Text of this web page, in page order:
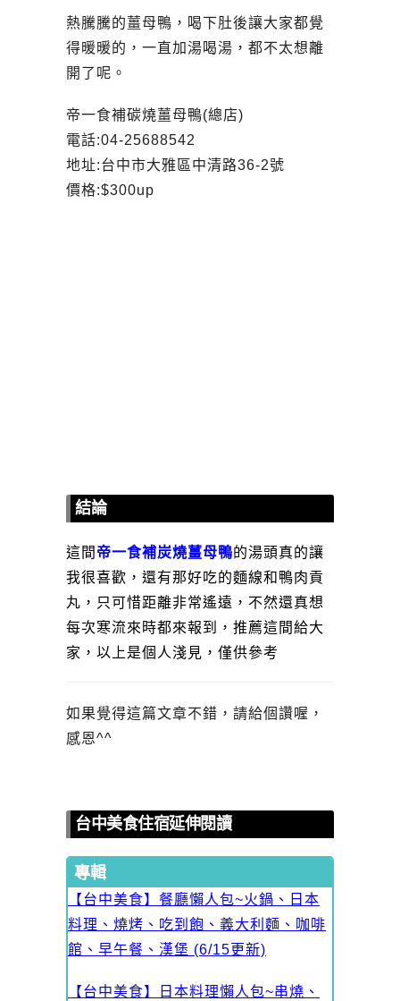
熱騰騰的薑母鴨，喝下肚後讓大家都覺
得暖暖的，一直加湯喝湯，都不太想離
開了呢。
帝一食補碳燒薑母鴨(總店)
電話:04-25688542
地址:台中市大雅區中清路36-2號
價格:$300up
結論
這間 帝一食補炭燒薑母鴨的湯頭真的讓
我很喜歡，還有那好吃的麵線和鴨肉貢
丸，只可惜距離非常遙遠，不然還真想
每次寒流來時都來報到，推薦這間給大
家，以上是個人淺見，僅供參考
如果覺得這篇文章不錯，請給個讚喔，
感恩^^
台中美食住宿延伸閱讀
專輯
【台中美食】餐廳懶人包~火鍋、日本
料理、燒烤、吃到飽、義大利麵、咖啡
館、早午餐、漢堡 (6/15更新)
【台中美食】日本料理懶人包~串燒、